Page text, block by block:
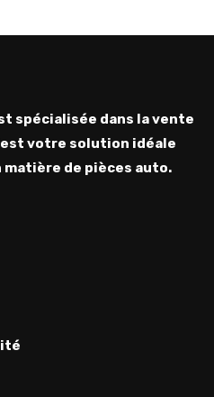
spécialisée dans la vente
votre solution idéale
matière de pièces auto.